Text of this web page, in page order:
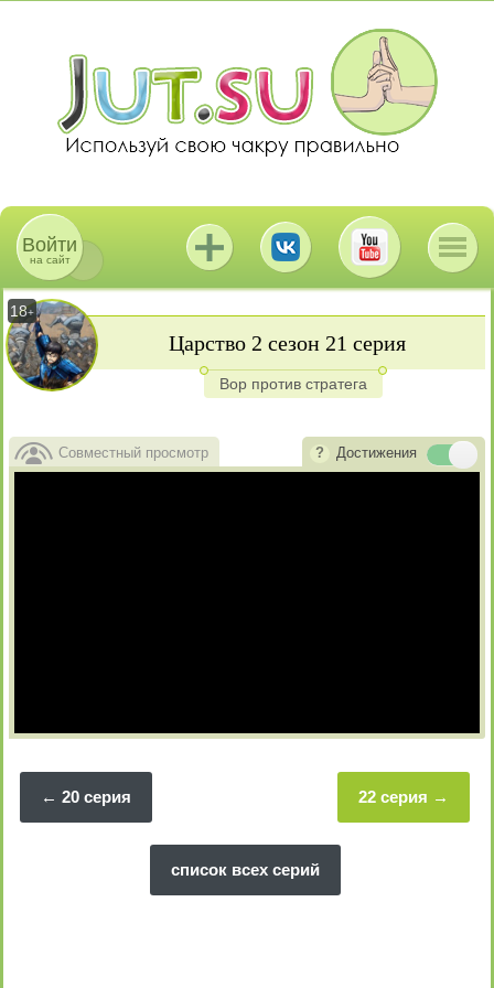
Войти
на сайт
18+
Царство 2 сезон 21 серия
Вор против стратега
Совместный просмотр Достижения
22 серия
20 серия
список всех серий